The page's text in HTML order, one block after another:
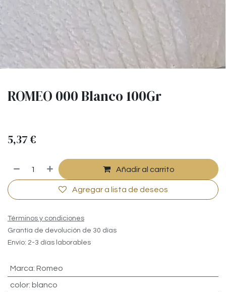
ROMEO 000 Blanco 100Gr
5,37 €
Añadir al carrito
Agregar a lista de deseos
Términos y condiciones
Grantía de devolución de 30 días
Envío: 2-3 días laborables
Marca: Romeo
color: blanco